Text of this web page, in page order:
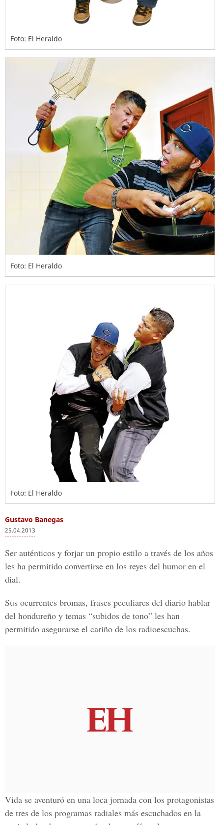
Foto: El Heraldo
Foto: El Heraldo
Foto: El Heraldo
Gustavo Banegas
25.04.2013
Ser auténticos y forjar un propio estilo a través de los años
les ha permitido convertirse en los reyes del humor en el
dial.
Sus ocurrentes bromas, frases peculiares del diario hablar
del hondureño y temas “subidos de tono” les han
permitido asegurarse el cariño de los radioescuchas.
Vida se aventuró en una loca jornada con los protagonistas
de tres de los programas radiales más escuchados en la